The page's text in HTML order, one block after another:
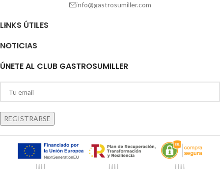
info@gastrosumiller.com
LINKS ÚTILES
NOTICIAS
ÚNETE AL CLUB GASTROSUMILLER